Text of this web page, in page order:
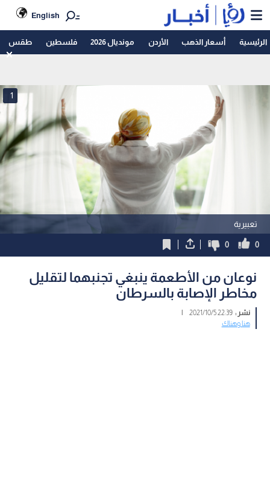
English
الرئيسية أسعار الذهب الأردن مونديال 2026 فلسطين طقس
تعبيرية
1
0
0
نوعان من الأطعمة ينبغي تجنبهما لتقليل
مخاطر الإصابة بالسرطان
نشر :22:39 2021/10/5
|
هنا وهناك